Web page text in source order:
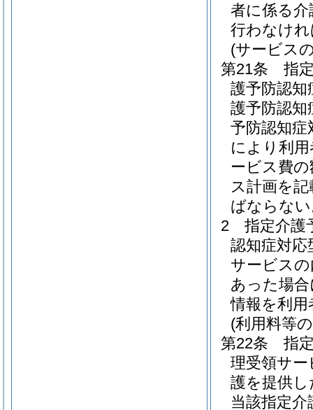
者に係る
行わなけ
(サービス
第21条
指
護予防認知
護予防認知
予防認知症
により利
ービス費
ス計画を
ばならな
2
指定介護
認知症対
サービス
あった場
情報を利
(利用料等
第22条
指
理受領サー
護を提供
当該指定